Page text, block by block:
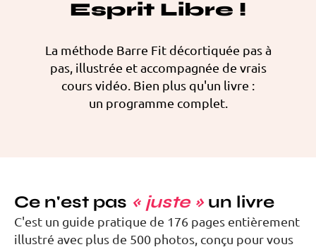
Esprit Libre !
La méthode Barre Fit décortiquée pas à
pas, illustrée et accompagnée de vrais
cours vidéo. Bien plus qu'un livre :
un programme complet.
Ce n'est pas « juste »un livre
C'est un guide pratique de 176 pages entièrement
illustré avec plus de 500 photos, conçu pour vous